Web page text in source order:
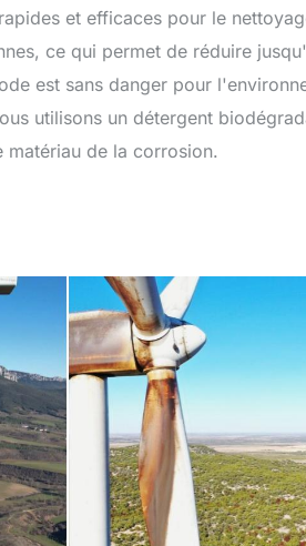
et efficaces pour le
ce qui permet de réduire
est sans danger pour
utilisons un détergent
matériau de la corrosion.